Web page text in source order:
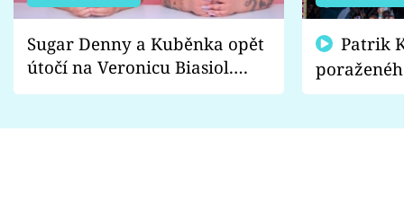
Sugar Denny a Kuběnka opět
útočí na Veronicu Biasiol.
Proč je podle nich falešná a
fanoušci